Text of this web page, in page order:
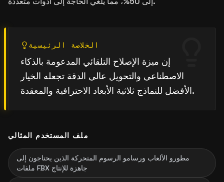
الخلاصة الرئيسية
إن ميزة الإصلاح التلقائي المدعومة بالذكاء
الاصطناعي والتحويل عالي الدقة تجعله الخيار
الأفضل للنماذج ثلاثية الأبعاد الاحترافية والمعقدة.
ملف المستخدم المثالي
مطورو الألعاب ورسامو الرسوم المتحركة الذين يحتاجون إلى
ملفات FBX جاهزة للإنتاج